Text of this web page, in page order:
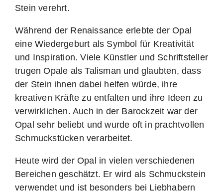
Stein verehrt.
Während der Renaissance erlebte der Opal
eine Wiedergeburt als Symbol für Kreativität
und Inspiration. Viele Künstler und Schriftsteller
trugen Opale als Talisman und glaubten, dass
der Stein ihnen dabei helfen würde, ihre
kreativen Kräfte zu entfalten und ihre Ideen zu
verwirklichen. Auch in der Barockzeit war der
Opal sehr beliebt und wurde oft in prachtvollen
Schmuckstücken verarbeitet.
Heute wird der Opal in vielen verschiedenen
Bereichen geschätzt. Er wird als Schmuckstein
verwendet und ist besonders bei Liebhabern